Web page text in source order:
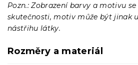
Pozn.: Zobrazení barvy a motivu
skutečnosti, motiv může být jinak
nástřihu látky.
Rozměry a materiál